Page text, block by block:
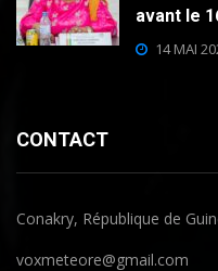
avant le
14 MAI
CONTACT
Conakry, République de
voxmeteore@gmail.com